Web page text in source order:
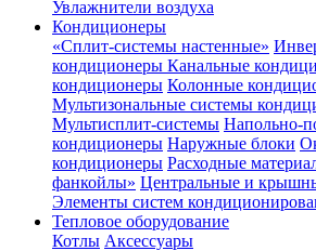
Увлажнители воздуха
Кондиционеры
«Сплит-системы настенные»
кондиционеры Канальные
кондиционеры Колонные
Мультизональные системы
Мультисплит-системы Напольно-
кондиционеры Наружные блоки
кондиционеры Расходные
фанкойлы» Центральные и
Элементы систем
Тепловое оборудование
Котлы Аксессуары